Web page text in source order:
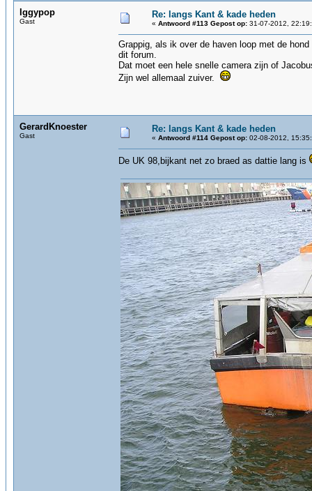
Iggypop
Gast
Re: langs Kant & kade heden
« Antwoord #113 Gepost op: 31-07-2012,
Grappig, als ik over de haven loop met de
dit forum.
Dat moet een hele snelle camera zijn of
Zijn wel allemaal zuiver.
GerardKnoester
Gast
Re: langs Kant & kade heden
« Antwoord #114 Gepost op: 02-08-2012,
De UK 98,bijkant net zo braed as dattie lang is